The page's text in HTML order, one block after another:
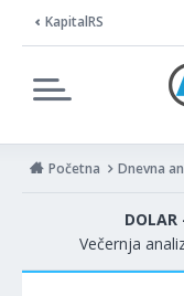
KapitalRS
Početna Dnevna
DOLAR
Večernja